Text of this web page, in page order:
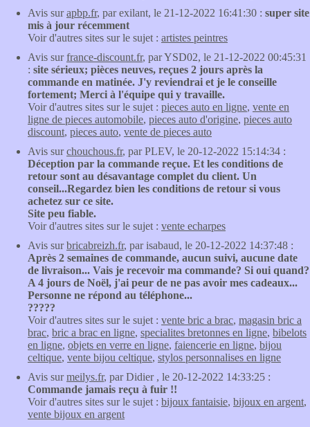
Avis surapbp.fr, par exilant, le 21-12-2022 16:41:30 : super site
mis à jour récemment
Voir d'autres sites sur le sujet : artistes peintres
Avis surfrance-discount.fr, par YSD02, le 21-12-2022 00:45:31
: site sérieux; pièces neuves, reçues 2 jours après la
commande en matinée. J'y reviendrai et je le conseille
fortement; Merci à l'équipe qui y travaille.
Voir d'autres sites sur le sujet : pieces auto en ligne, vente en
ligne de pieces automobile, pieces auto d'origine, pieces auto
discount, pieces auto, vente de pieces auto
Avis surchouchous.fr, par PLEV, le 20-12-2022 15:14:34 :
Déception par la commande reçue. Et les conditions de
retour sont au désavantage complet du client. Un
conseil...Regardez bien les conditions de retour si vous
achetez sur ce site.
Site peu fiable.
Voir d'autres sites sur le sujet : vente echarpes
Avis surbricabreizh.fr, par isabaud, le 20-12-2022 14:37:48 :
Après 2 semaines de commande, aucun suivi, aucune date
de livraison... Vais je recevoir ma commande? Si oui quand?
A 4 jours de Noël, j'ai peur de ne pas avoir mes cadeaux...
Personne ne répond au téléphone...
?????
Voir d'autres sites sur le sujet : vente bric a brac, magasin bric a
brac, bric a brac en ligne, specialites bretonnes en ligne, bibelots
en ligne, objets en verre en ligne, faiencerie en ligne, bijou
celtique, vente bijou celtique, stylos personnalises en ligne
Avis surmeilys.fr, par Didier , le 20-12-2022 14:33:25 :
Commande jamais reçu à fuir !!
Voir d'autres sites sur le sujet : bijoux fantaisie, bijoux en argent,
vente bijoux en argent